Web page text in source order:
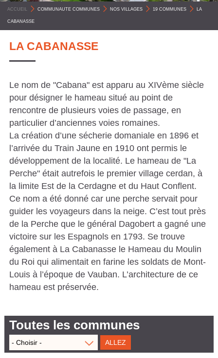
C
O
M
N
E
S
P
Y
R
É
N
É
E
C
A
T
A
A
N
E
ACCUEIL COMMUNAUTE COMMUNES NOS VILLAGES 19 COMMUNES LA
CABANASSE
LA CABANASSE
Le nom de "Cabana" est apparu au XIVème siècle
pour désigner le hameau situé au point de
rencontre de plusieurs voies de passage, en
particulier d’anciennes voies romaines.
La création d’une sécherie domaniale en 1896 et
l’arrivée du Train Jaune en 1910 ont permis le
développement de la localité. Le hameau de "La
Perche" était autrefois le premier village cerdan, à
la limite Est de la Cerdagne et du Haut Conflent.
Ce nom a été donné car une perche servait pour
guider les voyageurs dans la neige. C’est tout près
de la Perche que le général Dagobert a gagné une
victoire sur les Espagnols en 1793. Se trouve
également à La Cabanasse le Hameau du Moulin
du Roi qui alimentait en farine les soldats de Mont-
Louis à l’époque de Vauban. L’architecture de ce
hameau est préservée.
Toutes les communes